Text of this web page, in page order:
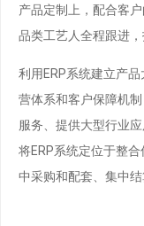
产品定制上，配合客
品类工艺人全程跟进，
利用ERP系统建立产
营体系和客户保障机
服务、提供大型行业
将ERP系统定位于整
中采购和配套、集中结